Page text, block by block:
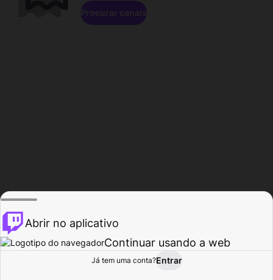
Procurar Atividade
Procurar canais
Abrir no aplicativo
Continuar usando a web
Já tem uma conta?Entrar